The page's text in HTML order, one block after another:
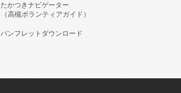
たかつきナビゲーター
（高槻ボランティアガイド）
パンフレットダウンロード